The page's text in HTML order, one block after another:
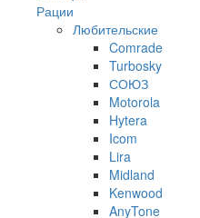
Рации
Любительские
Comrade
Turbosky
СОЮЗ
Motorola
Hytera
Icom
Lira
Midland
Kenwood
AnyTone